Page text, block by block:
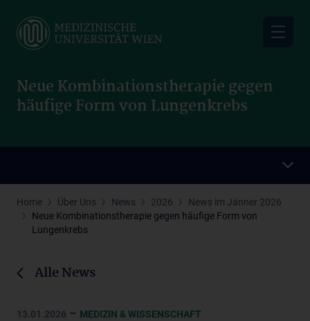
main
Neue Kombinationstherapie gegen
häufige Form von Lungenkrebs
Home Über Uns News 2026
News im Jänner 2026
Neue Kombinationstherapie gegen häufige Form von
Lungenkrebs
Alle News
13.01.2026 – MEDIZIN & WISSENSCHAFT